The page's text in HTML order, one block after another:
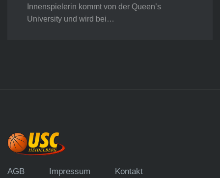
Innenspielerin kommt von der Queen’s
University und wird bei…
AGB Impressum
Kontakt